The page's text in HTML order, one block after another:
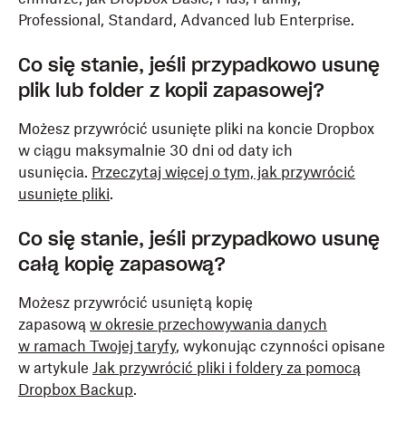
Professional, Standard, Advanced lub Enterprise.
Co się stanie, jeśli przypadkowo usunę
plik lub folder z kopii zapasowej?
Możesz przywrócić usunięte pliki na koncie Dropbox
w ciągu maksymalnie 30 dni od daty ich
usunięcia. Przeczytaj więcej o tym, jak przywrócić
usunięte pliki.
Co się stanie, jeśli przypadkowo usunę
całą kopię zapasową?
Możesz przywrócić usuniętą kopię
zapasową w okresie przechowywania danych
w ramach Twojej taryfy, wykonując czynności opisane
w artykule Jak przywrócić pliki i foldery za pomocą
Dropbox Backup.